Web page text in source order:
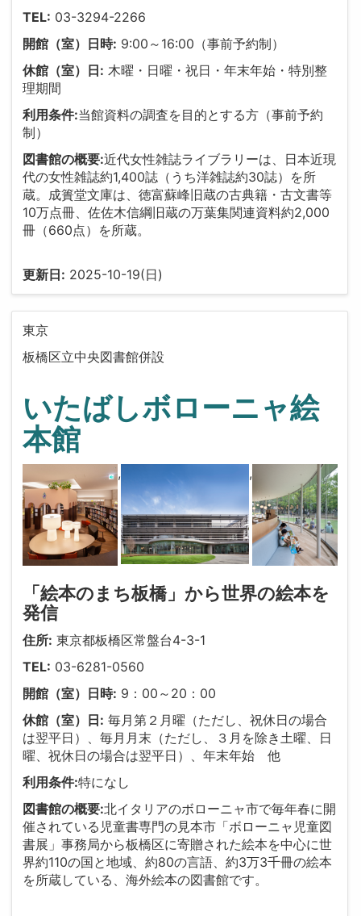
TEL: 03-3294-2266
開館（室）日時: 9:00～16:00（事前予約制）
休館（室）日: 木曜・日曜・祝日・年末年始・特別整
理期間
利用条件:当館資料の調査を目的とする方（事前予約
制）
図書館の概要:近代女性雑誌ライブラリーは、日本近現
代の女性雑誌約1,400誌（うち洋雑誌約30誌）を所
蔵。成簣堂文庫は、徳富蘇峰旧蔵の古典籍・古文書等
10万点冊、佐佐木信綱旧蔵の万葉集関連資料約2,000
冊（660点）を所蔵。
更新日: 2025-10-19(日)
東京
板橋区立中央図書館併設
いたばしボローニャ絵
本館
, ,
「絵本のまち板橋」から世界の絵本を
発信
住所: 東京都板橋区常盤台4-3-1
TEL: 03-6281-0560
開館（室）日時: 9：00～20：00
休館（室）日: 毎月第２月曜（ただし、祝休日の場合
は翌平日）、毎月月末（ただし、３月を除き土曜、日
曜、祝休日の場合は翌平日）、年末年始 他
利用条件:特になし
図書館の概要:北イタリアのボローニャ市で毎年春に開
催されている児童書専門の見本市「ボローニャ児童図
書展」事務局から板橋区に寄贈された絵本を中心に世
界約110の国と地域、約80の言語、約3万3千冊の絵本
を所蔵している、海外絵本の図書館です。